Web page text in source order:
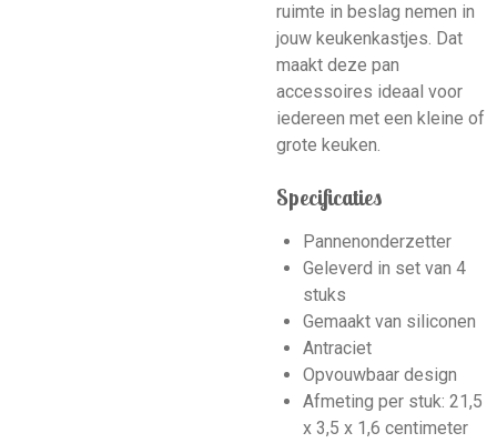
ruimte in beslag nemen in
jouw keukenkastjes. Dat
maakt deze pan
accessoires ideaal voor
iedereen met een kleine of
grote keuken.
Specificaties
Pannenonderzetter
Geleverd in set van 4
stuks
Gemaakt van siliconen
Antraciet
Opvouwbaar design
Afmeting per stuk: 21,5
x 3,5 x 1,6 centimeter